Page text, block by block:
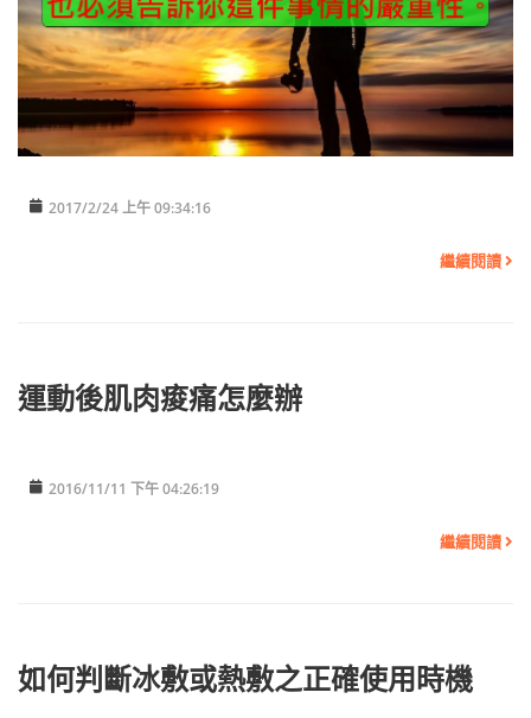
2017/2/24 上午 09:34:16
繼續閱讀
運動後肌肉痠痛怎麼辦
2016/11/11 下午 04:26:19
繼續閱讀
如何判斷冰敷或熱敷之正確使用時機